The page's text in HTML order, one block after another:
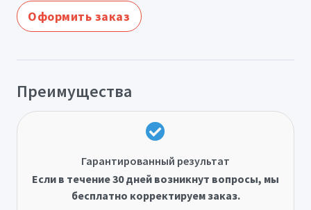
Оформить заказ
Преимущества
Гарантированный результат
Если в течение 30 дней возникнут вопросы, мы
бесплатно корректируем заказ.